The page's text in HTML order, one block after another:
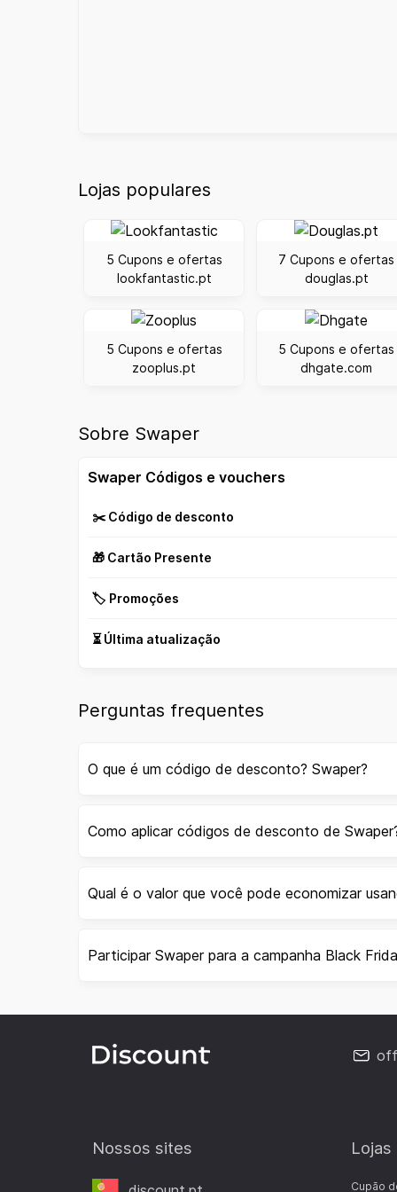
Lojas populares
5 Cupons e ofertas
lookfantastic.pt
7 Cupons e ofertas
douglas.pt
5 Cupons e ofertas
zooplus.pt
5 Cupons e ofertas
dhgate.com
Sobre Swaper
Swaper Códigos e vouchers
✂️ Código de desconto
🎁 Cartão Presente
🏷️ Promoções
⏳ Última atualização
Perguntas frequentes
O que é um código de desconto? Swaper?
Como aplicar códigos de desconto de
Qual é o valor que você pode economizar
Participar Swaper para a campanha Black
Nossos sites
Cupão